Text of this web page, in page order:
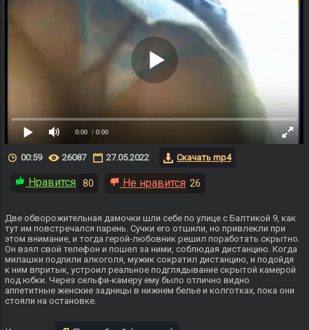
0:00 / 0:00
00:59 26087 27.05.2022 Скачать mp4
Нравится 80 Не нравится 26
Две обворожительная дамочки шли себе по улице с Балтикой 9, как
тут им повстречался парень. Сучки его отшили, но привлекли при
этом внимание, и тогда герой-любовник решил поработать скрытно.
Он взял свой телефон и пошел за ними, соблюдая дистанцию. Когда
милашки подпили алкоголя, мужик сократил дистанцию, и подойдя
к ним впритык, устроил реальное подглядывание скрытой камерой
под юбки. Через сельфи-камеру ему было отлично видно
аппетитные женские задницы в нижнем белье и колготках, пока они
стояли на остановке.